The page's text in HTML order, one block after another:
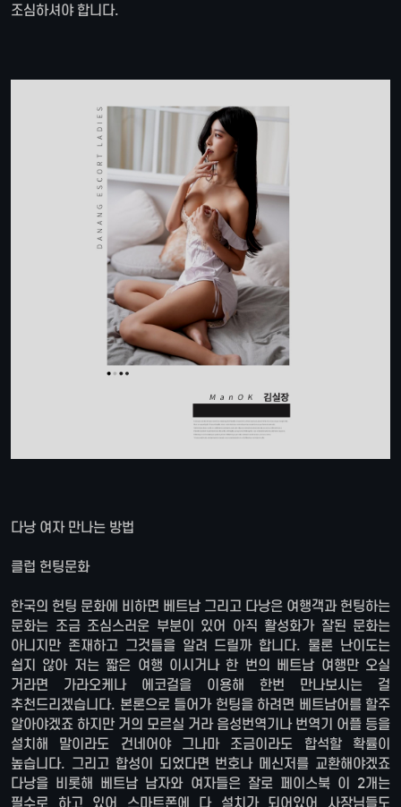
조심하셔야 합니다.
다낭 여자 만나는 방법
클럽 헌팅문화
한국의 헌팅 문화에 비하면 베트남 그리고 다낭은 여행객과 헌팅하는
문화는 조금 조심스러운 부분이 있어 아직 활성화가 잘된 문화는
아니지만 존재하고 그것들을 알려 드릴까 합니다. 물론 난이도는
쉽지 않아 저는 짧은 여행 이시거나 한 번의 베트남 여행만 오실
거라면 가라오케나 에코걸을 이용해 한번 만나보시는 걸
추천드리겠습니다. 본론으로 들어가 헌팅을 하려면 베트남어를 할주
알아야겠죠 하지만 거의 모르실 거라 음성번역기나 번역기 어플 등을
설치해 말이라도 건네어야 그나마 조금이라도 합석할 확률이
높습니다. 그리고 합성이 되었다면 번호나 메신저를 교환해야겠죠
다낭을 비롯해 베트남 남자와 여자들은 잘로 페이스북 이 2개는
필수로 하고 있어 스마트폰에 다 설치가 되어있어 사장님들도